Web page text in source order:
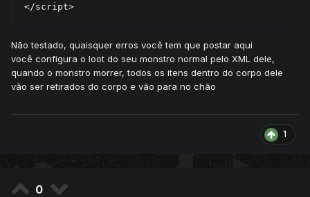
</script>
Não testado, quaisquer erros você tem que postar aqui
você configura o loot do seu monstro normal pelo XML dele,
quando o monstro morrer, todos os itens dentro do corpo dele
vão ser retirados do corpo e vão para no chão
1
0